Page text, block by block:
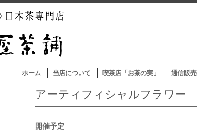
ホーム 当店について 喫茶店「お茶の実」 通信販売
アーティフィシャルフラワー
開催予定